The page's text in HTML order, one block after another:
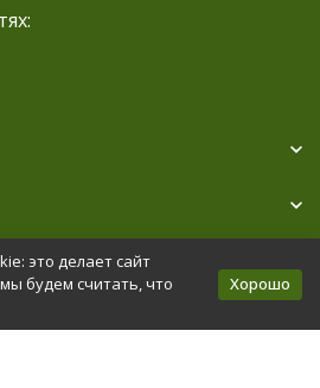
Карта сайта
это делает сайт
будем считать, что
Хорошо